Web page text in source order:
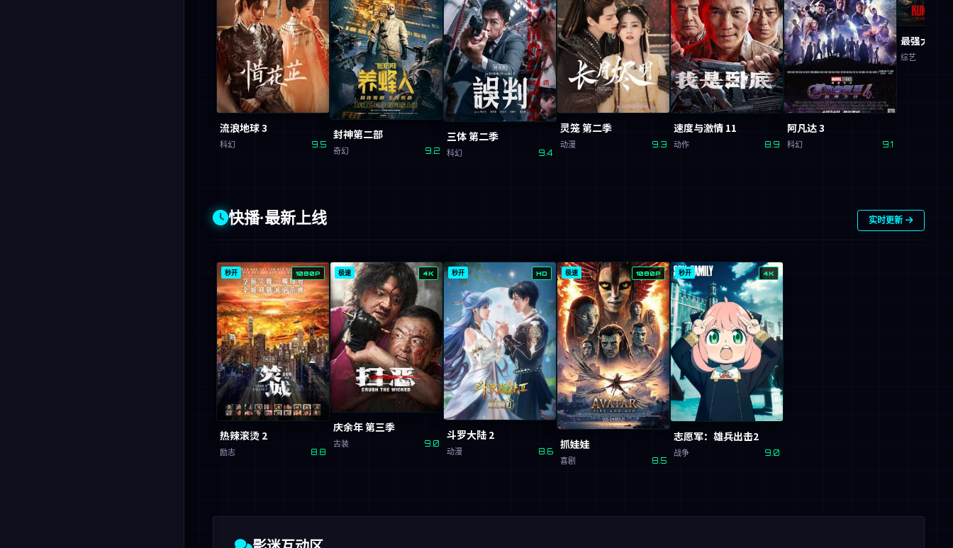
流浪地球 3
科幻 9.5
封神第二部
奇幻 9.2
三体 第二季
科幻 9.4
灵笼 第二季
动漫 9.3
速度与激情 11
动作 8.9
阿凡达 3
科幻 9.1
最强大脑 12
综艺
快播·最新上线 实时更新
秒开 1080P
热辣滚烫 2
励志 8.8
极速 4K
庆余年 第三季
古装 9.0
秒开 HD
斗罗大陆 2
动漫 8.6
极速 1080P
抓娃娃
喜剧 8.5
秒开 4K
志愿军：雄兵出击2
战争 9.0